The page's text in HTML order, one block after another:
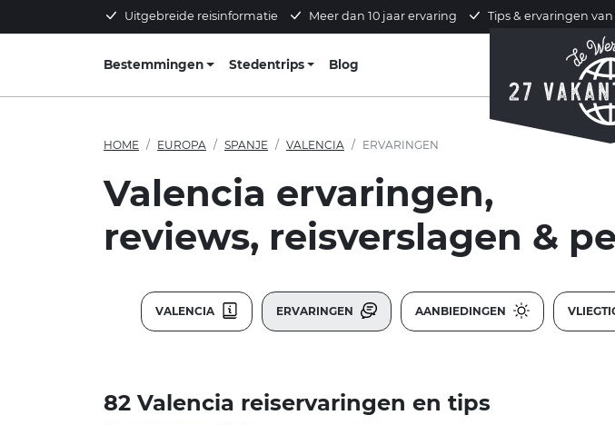
Uitgebreide reisinformatie Meer dan 10 jaar ervaring Tips & ervaringen
Bestemmingen Stedentrips Blog
HOME EUROPA SPANJE VALENCIA ERVARINGEN
Valencia ervaringen,
reviews, reisverslagen &
VALENCIA ERVARINGEN AANBIEDINGEN
82 Valencia reiservaringen en tips